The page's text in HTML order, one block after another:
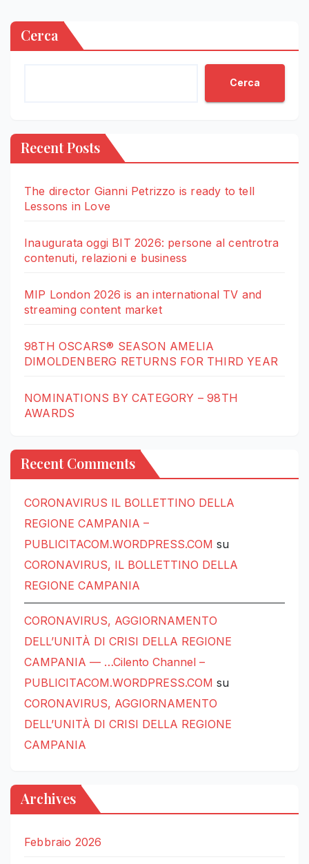
Cerca
Cerca
Recent Posts
The director Gianni Petrizzo is ready to tell
Lessons in Love
Inaugurata oggi BIT 2026: persone al centrotra
contenuti, relazioni e business
MIP London 2026 is an international TV and
streaming content market
98TH OSCARS® SEASON AMELIA
DIMOLDENBERG RETURNS FOR THIRD YEAR
NOMINATIONS BY CATEGORY – 98TH
AWARDS
Recent Comments
CORONAVIRUS IL BOLLETTINO DELLA
REGIONE CAMPANIA –
PUBLICITACOM.WORDPRESS.COM su
CORONAVIRUS, IL BOLLETTINO DELLA
REGIONE CAMPANIA
CORONAVIRUS, AGGIORNAMENTO
DELL’UNITÀ DI CRISI DELLA REGIONE
CAMPANIA — …Cilento Channel –
PUBLICITACOM.WORDPRESS.COM su
CORONAVIRUS, AGGIORNAMENTO
DELL’UNITÀ DI CRISI DELLA REGIONE
CAMPANIA
Archives
Febbraio 2026